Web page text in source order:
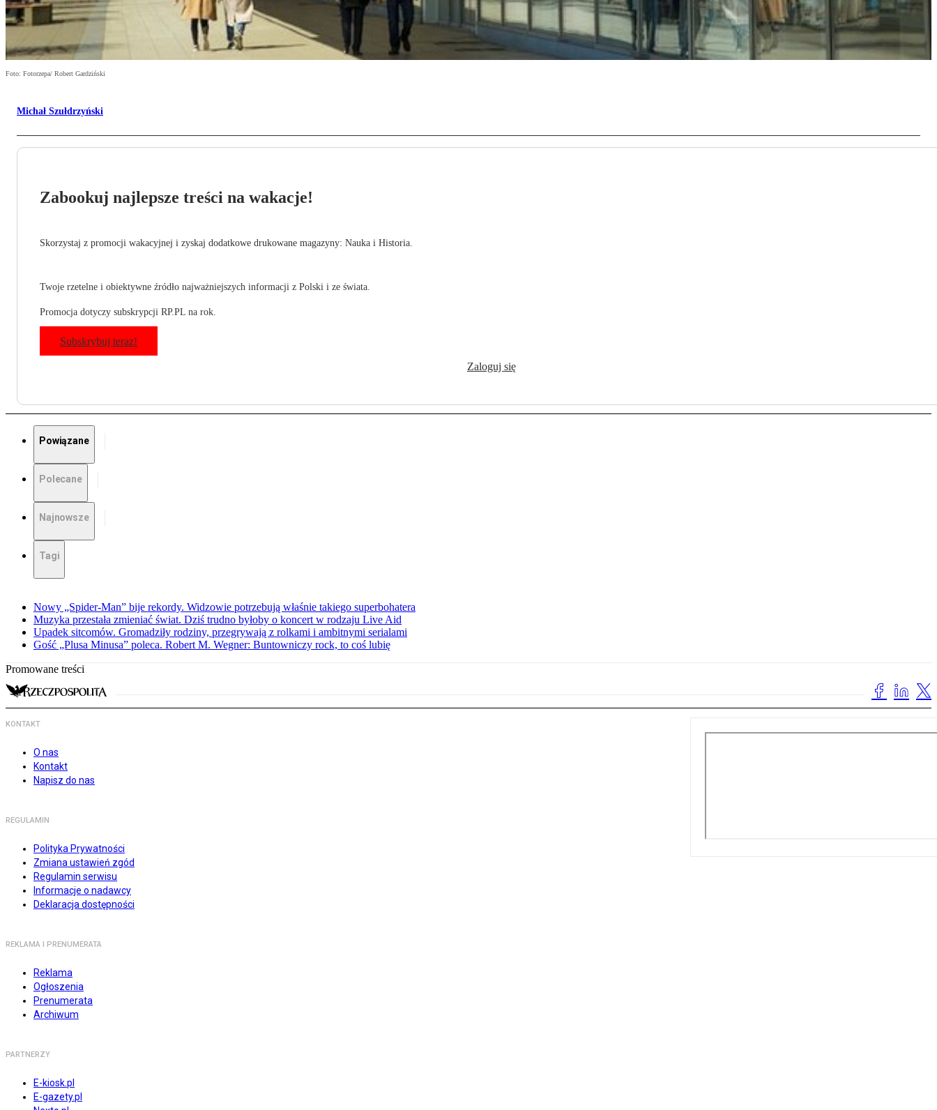
Foto: Fotorzepa/ Robert Gardziński
Michał Szułdrzyński
Zabookuj najlepsze treści na wakacje!
Skorzystaj z promocji wakacyjnej i zyskaj dodatkowe drukowane magazyny: Nauka i Historia.
Twoje rzetelne i obiektywne źródło najważniejszych informacji z Polski i ze świata.
Promocja dotyczy subskrypcji RP.PL na rok.
Subskrybuj teraz!
Zaloguj się
Powiązane
Polecane
Najnowsze
Tagi
Nowy „Spider-Man” bije rekordy. Widzowie potrzebują właśnie takiego superbohatera
Muzyka przestała zmieniać świat. Dziś trudno byłoby o koncert w rodzaju Live Aid
Upadek sitcomów. Gromadziły rodziny, przegrywają z rolkami i ambitnymi serialami
Gość „Plusa Minusa” poleca. Robert M. Wegner: Buntowniczy rock, to coś lubię
Promowane treści
KONTAKT
O nas
Kontakt
Napisz do nas
REGULAMIN
Polityka Prywatności
Zmiana ustawień zgód
Regulamin serwisu
Informacje o nadawcy
Deklaracja dostępności
REKLAMA I PRENUMERATA
Reklama
Ogłoszenia
Prenumerata
Archiwum
PARTNERZY
E-kiosk.pl
E-gazety.pl